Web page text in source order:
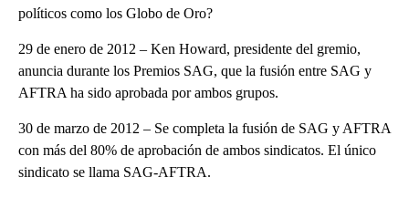
políticos como los Globo de Oro?
29 de enero de 2012 – Ken Howard, presidente del gremio,
anuncia durante los Premios SAG, que la fusión entre SAG y
AFTRA ha sido aprobada por ambos grupos.
30 de marzo de 2012 – Se completa la fusión de SAG y AFTRA
con más del 80% de aprobación de ambos sindicatos. El único
sindicato se llama SAG-AFTRA.